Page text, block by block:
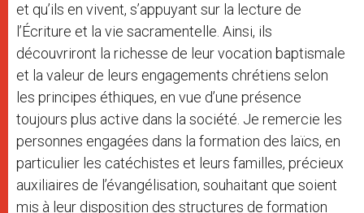
et qu’ils en vivent, s’appuyant sur la lecture de
l’Écriture et la vie sacramentelle. Ainsi, ils
découvriront la richesse de leur vocation baptismale
et la valeur de leurs engagements chrétiens selon
les principes éthiques, en vue d’une présence
toujours plus active dans la société. Je remercie les
personnes engagées dans la formation des laïcs, en
particulier les catéchistes et leurs familles, précieux
auxiliaires de l’évangélisation, souhaitant que soient
mis à leur disposition des structures de formation